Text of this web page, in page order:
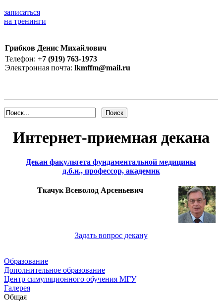
записаться
на тренинги
Грибков Денис Михайлович
Телефон: +7 (919) 763-1973
Электронная почта: lkmffm@mail.ru
Интернет-приемная декана
Декан факультета фундаментальной медицины
д.б.н., профессор, академик
Ткачук Всеволод Арсеньевич
Задать вопрос декану
Образование
Дополнительное образование
Центр симуляционного обучения МГУ
Галерея
Общая